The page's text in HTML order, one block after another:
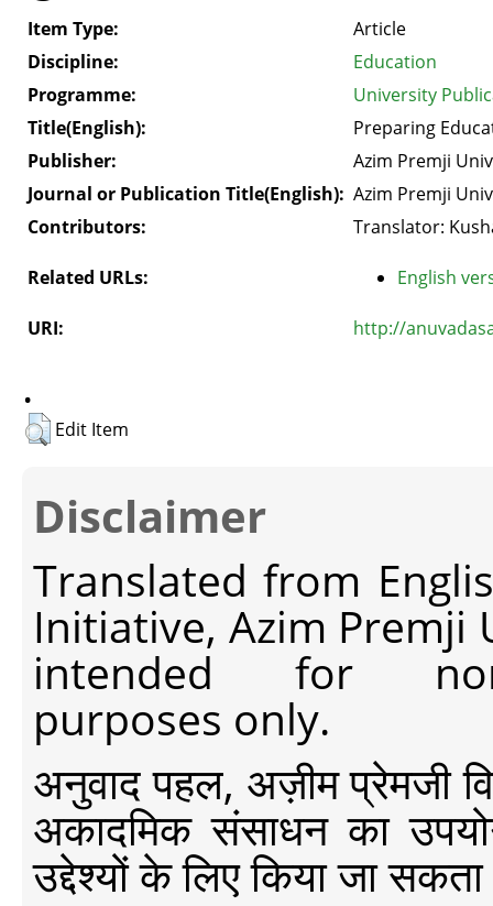
Item Type:
Article
Discipline:
Education
Programme:
University
Title(English):
Preparing
Publisher:
Azim Premji
Journal or Publication Title(English): Azim Premji
Contributors:
Translator:
Related URLs: English
URI: http://
.
Edit Item
Disclaimer
Translated from
Initiative, Azim Premji
intended for non-
purposes only.
अनुवाद पहल, अज़ीम प्रेमजी
अकादमिक संसाधन का
उद्देश्यों के लिए किया जा